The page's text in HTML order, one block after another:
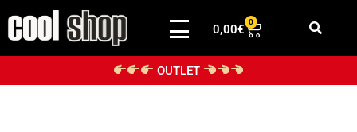
Saltar
0,00€
0
OUTLET